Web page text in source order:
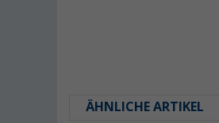
ÄHNLICHE ARTIKEL